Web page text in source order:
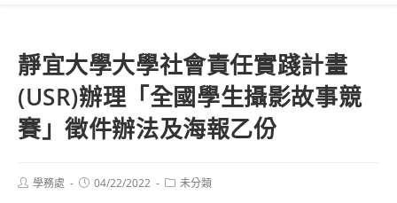
靜宜大學大學社會責任實踐計畫
(USR)辦理「全國學生攝影故事競
賽」徵件辦法及海報乙份
Post學務處
Post04/22/2022
Post未分類